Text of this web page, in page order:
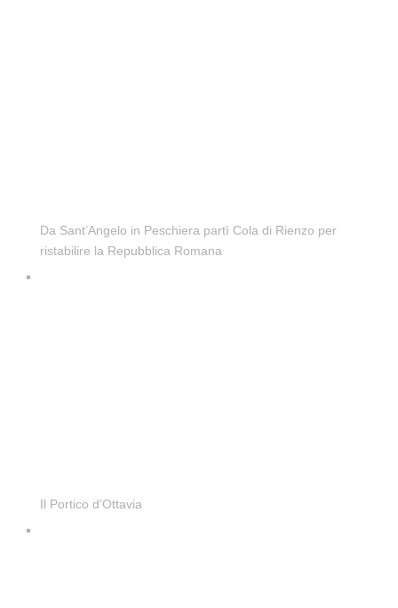
Da Sant’Angelo in Peschiera partì Cola di Rienzo per
ristabilire la Repubblica Romana
Il Portico d’Ottavia